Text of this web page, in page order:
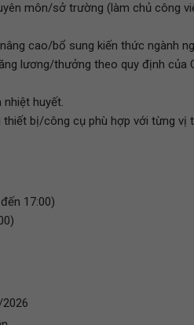
môn/sở trường (làm chủ công
cao/bổ sung kiến thức ngành
lương/thưởng theo quy định của
huyết.
bị/công cụ phù hợp với từng vị
17:00)